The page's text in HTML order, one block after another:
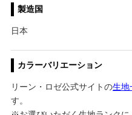
製造国
日本
カラーバリエーション
リーン・ロゼ公式サイトの生地
す。